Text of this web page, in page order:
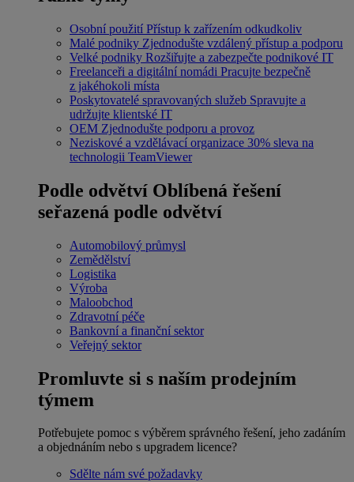
Osobní použití Přístup k zařízením odkudkoliv
Malé podniky Zjednodušte vzdálený přístup a podporu
Velké podniky Rozšiřujte a zabezpečte podnikové IT
Freelanceři a digitální nomádi Pracujte bezpečně
z jakéhokoli místa
Poskytovatelé spravovaných služeb Spravujte a
udržujte klientské IT
OEM Zjednodušte podporu a provoz
Neziskové a vzdělávací organizace 30% sleva na
technologii TeamViewer
Podle odvětví Oblíbená řešení
seřazená podle odvětví
Automobilový průmysl
Zemědělství
Logistika
Výroba
Maloobchod
Zdravotní péče
Bankovní a finanční sektor
Veřejný sektor
Promluvte si s naším prodejním
týmem
Potřebujete pomoc s výběrem správného řešení, jeho zadáním
a objednáním nebo s upgradem licence?
Sdělte nám své požadavky